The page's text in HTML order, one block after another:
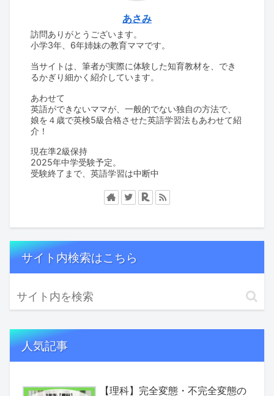
あさみ
訪問ありがとうございます。
小学3年、6年姉妹の教育ママです。
当サイトは、筆者が実際に体験した知育教材を、でき
るかぎり細かく紹介しています。
あわせて
英語ができないママが、一般的でない独自の方法で、
娘を４歳で英検5級合格させた英語学習法もあわせて紹
介！
現在準2級保持
2025年中学受験予定。
受験終了まで、英語学習は中断中
サイト内検索はこちら
人気記事
【理科】完全変態・不完全変態の